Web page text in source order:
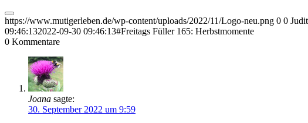
https://www.mutigerleben.de/wp-content/uploads/2022/11/Logo-neu.png 0 0
09:46:132022-09-30 09:46:13#Freitags Füller 165: Herbstmomente
0 Kommentare
Joana sagte:
30. September 2022 um 9:59